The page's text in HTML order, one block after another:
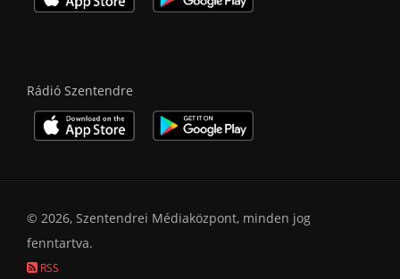
Rádió Szentendre
© 2026, Szentendrei Médiaközpont, minden jog
fenntartva.
RSS